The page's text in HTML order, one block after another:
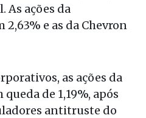
As ações da
e as da Chevron
as ações da
de 1,19%, após
antitruste do